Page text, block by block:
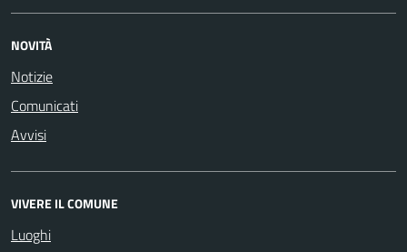
NOVITÀ
Notizie
Comunicati
Avvisi
VIVERE IL COMUNE
Luoghi